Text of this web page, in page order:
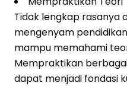
Tidak lengkap rasanya
mengenyam
mampu memahami
Mempraktikan
dapat menjadi fondasi